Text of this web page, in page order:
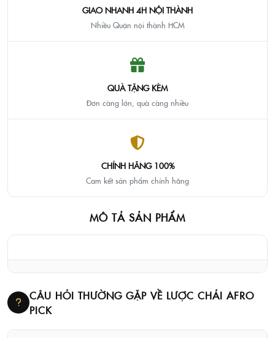
GIAO NHANH 4H NỘI THÀNH
Nhiều Quận nội thành HCM
QUÀ TẶNG KÈM
Đơn càng lớn, quà càng nhiều
CHÍNH HÃNG 100%
Cam kết sản phẩm chính hãng
MÔ TẢ SẢN PHẨM
CÂU HỎI THƯỜNG GẶP VỀ LƯỢC CHẢI AFRO
PICK